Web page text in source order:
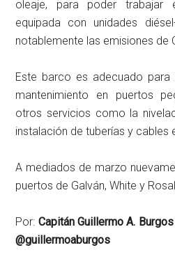
oleaje, para poder trabajar
equipada con unidades
notablemente las emisiones de
Este barco es adecuado
mantenimiento en puertos
otros servicios como la
instalación de tuberías y cables
A mediados de marzo
puertos de Galván, White y
Por: Capitán Guillermo A. Burgos
@guillermoaburgos